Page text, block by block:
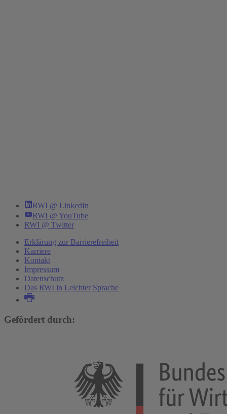
RWI @ LinkedIn
RWI @ YouTube
RWI @ Twitter
Erklärung zur Barrierefreiheit
Karriere
Kontakt
Impressum
Datenschutz
Das RWI in Leichter Sprache
Gefördert durch: